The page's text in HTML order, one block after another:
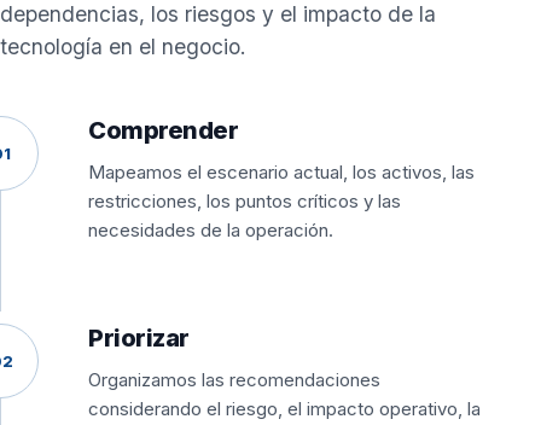
dependencias, los riesgos y el impacto de la
tecnología en el negocio.
Comprender
Mapeamos el escenario actual, los activos, las
restricciones, los puntos críticos y las
necesidades de la operación.
Priorizar
Organizamos las recomendaciones
considerando el riesgo, el impacto operativo, la